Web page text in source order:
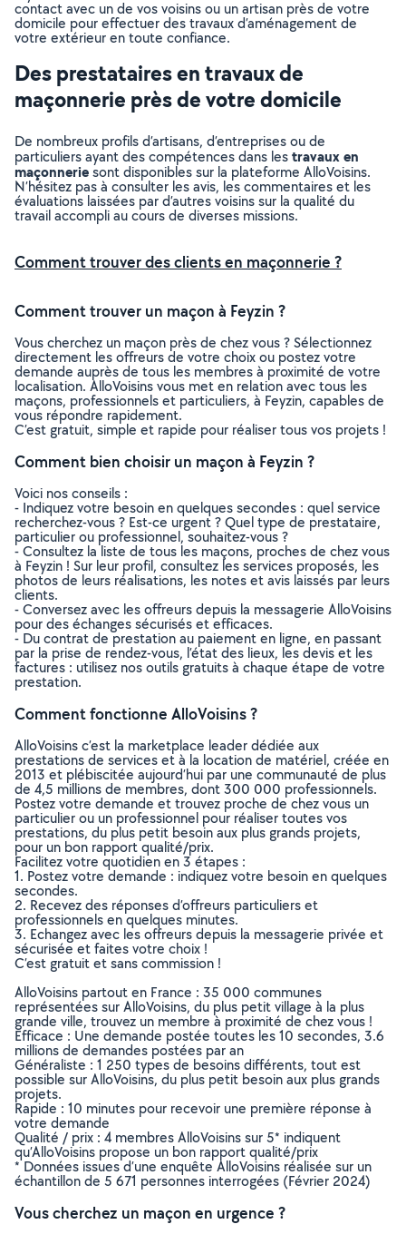
contact avec un de vos voisins ou un artisan près de votre
domicile pour effectuer des travaux d’aménagement de
votre extérieur en toute confiance.
Des prestataires en travaux de
maçonnerie près de votre domicile
De nombreux profils d’artisans, d’entreprises ou de
particuliers ayant des compétences dans lestravaux en
maçonneriesont disponibles sur la plateforme AlloVoisins.
N’hésitez pas à consulter les avis, les commentaires et les
évaluations laissées par d’autres voisins sur la qualité du
travail accompli au cours de diverses missions.
Comment trouver des clients en maçonnerie ?
Comment trouver un maçon à Feyzin ?
Vous cherchez un maçon près de chez vous ? Sélectionnez
directement les offreurs de votre choix ou postez votre
demande auprès de tous les membres à proximité de votre
localisation. AlloVoisins vous met en relation avec tous les
maçons, professionnels et particuliers, à Feyzin, capables de
vous répondre rapidement.
C’est gratuit, simple et rapide pour réaliser tous vos projets !
Comment bien choisir un maçon à Feyzin ?
Voici nos conseils :
- Indiquez votre besoin en quelques secondes : quel service
recherchez-vous ? Est-ce urgent ? Quel type de prestataire,
particulier ou professionnel, souhaitez-vous ?
- Consultez la liste de tous les maçons, proches de chez vous
à Feyzin ! Sur leur profil, consultez les services proposés, les
photos de leurs réalisations, les notes et avis laissés par leurs
clients.
- Conversez avec les offreurs depuis la messagerie AlloVoisins
pour des échanges sécurisés et efficaces.
- Du contrat de prestation au paiement en ligne, en passant
par la prise de rendez-vous, l’état des lieux, les devis et les
factures : utilisez nos outils gratuits à chaque étape de votre
prestation.
Comment fonctionne AlloVoisins ?
AlloVoisins c’est la marketplace leader dédiée aux
prestations de services et à la location de matériel, créée en
2013 et plébiscitée aujourd’hui par une communauté de plus
de 4,5 millions de membres, dont 300 000 professionnels.
Postez votre demande et trouvez proche de chez vous un
particulier ou un professionnel pour réaliser toutes vos
prestations, du plus petit besoin aux plus grands projets,
pour un bon rapport qualité/prix.
Facilitez votre quotidien en 3 étapes :
1. Postez votre demande : indiquez votre besoin en quelques
secondes.
2. Recevez des réponses d’offreurs particuliers et
professionnels en quelques minutes.
3. Echangez avec les offreurs depuis la messagerie privée et
sécurisée et faites votre choix !
C’est gratuit et sans commission !
AlloVoisins partout en France : 35 000 communes
représentées sur AlloVoisins, du plus petit village à la plus
grande ville, trouvez un membre à proximité de chez vous !
Efficace : Une demande postée toutes les 10 secondes, 3.6
millions de demandes postées par an
Généraliste : 1 250 types de besoins différents, tout est
possible sur AlloVoisins, du plus petit besoin aux plus grands
projets.
Rapide : 10 minutes pour recevoir une première réponse à
votre demande
Qualité / prix : 4 membres AlloVoisins sur 5* indiquent
qu’AlloVoisins propose un bon rapport qualité/prix
* Données issues d’une enquête AlloVoisins réalisée sur un
échantillon de 5 671 personnes interrogées (Février 2024)
Vous cherchez un maçon en urgence ?